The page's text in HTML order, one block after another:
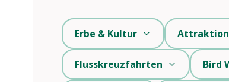
Erbe & Kultur
Flusskreuzfahrten Bird